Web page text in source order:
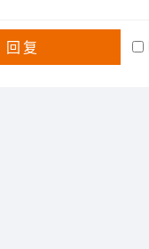
回复